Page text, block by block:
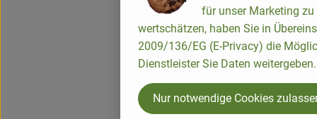
für unser Marketing
wertschätzen, haben Sie in
2009/136/EG (E-Privacy) die
Dienstleister Sie Daten weitergeben.
Nur notwendige Cookies